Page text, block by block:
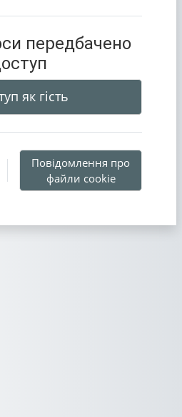
передбачено
як гість
Повідомлення про
файли cookie